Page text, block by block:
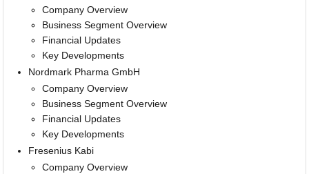
Company Overview
Business Segment Overview
Financial Updates
Key Developments
Nordmark Pharma GmbH
Company Overview
Business Segment Overview
Financial Updates
Key Developments
Fresenius Kabi
Company Overview